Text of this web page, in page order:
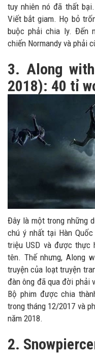
tuy nhiên nó đã thất
Viết bắt giam. Họ bỏ
buộc phải chia ly. Đến
chiến Normandy và phải
3. Along
2018): 40 tỉ
Đây là một trong những
chú ý nhất tại Hàn
triệu USD và được thực
tên. Thế nhưng, Along
truyện của loạt truyện
đàn ông đã qua đời phải
Bộ phim được chia
trong tháng 12/2017 và
năm 2018.
2.